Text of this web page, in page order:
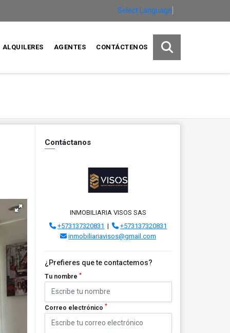
Select Language
ALQUILERES AGENTES CONTÁCTENOS
Contáctanos
INMOBILIARIA VISOS SAS
+573137320831 |
+573137320831
inmobiliariavisos@gmail.com
¿Prefieres que te contactemos?
Tu nombre *
Correo electrónico *